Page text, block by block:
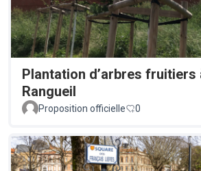
Plantation d’arbres fruitiers
Rangueil
Proposition officielle 0